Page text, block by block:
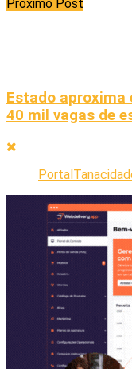
Próximo Post
Estado aproxima
40 mil vagas de